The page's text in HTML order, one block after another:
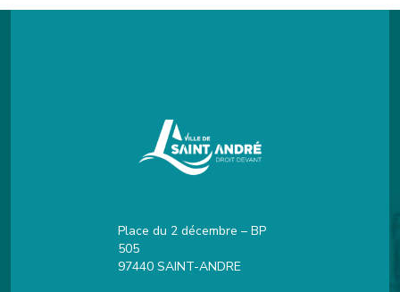
Place du 2 décembre – BP
505
97440 SAINT-ANDRE